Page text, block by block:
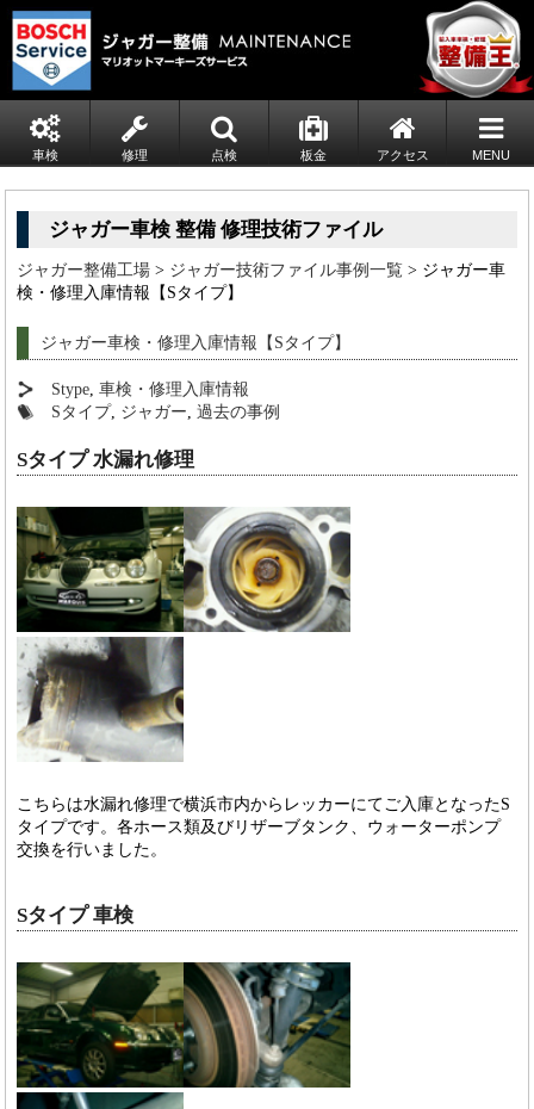
車検 修理 点検 板金 アクセス MENU
ジャガー車検 整備 修理技術ファイル
ジャガー整備工場 > ジャガー技術ファイル事例一覧 > ジャガー車
検・修理入庫情報【Sタイプ】
ジャガー車検・修理入庫情報【Sタイプ】
Stype ,車検・修理入庫情報
Sタイプ, ジャガー ,過去の事例
Sタイプ 水漏れ修理
こちらは水漏れ修理で横浜市内からレッカーにてご入庫となったS
タイプです。各ホース類及びリザーブタンク、ウォーターポンプ
交換を行いました。
Sタイプ 車検